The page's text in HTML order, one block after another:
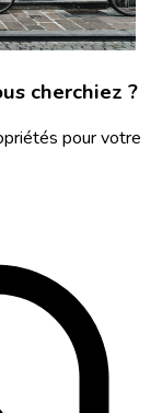
cherchiez ?
pour votre